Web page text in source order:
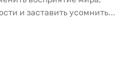
и заставить усомнить...